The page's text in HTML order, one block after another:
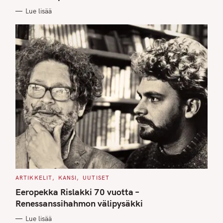
S
Lue lisää
C
T
E
G
O
I
ARTIKKELIT KANSI UUTISET
Eeropekka Rislakki 70 vuotta –
Renessanssihahmon välipysäkki
Lue lisää